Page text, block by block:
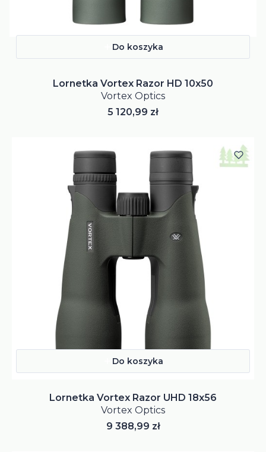
Do koszyka
Lornetka Vortex Razor HD 10x50
Vortex Optics
Cena
5 120,99 zł
Do koszyka
Lornetka Vortex Razor UHD 18x56
Vortex Optics
Cena
9 388,99 zł